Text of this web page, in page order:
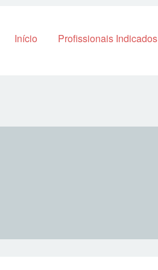
Skip to content
Início Profissionais Indicados